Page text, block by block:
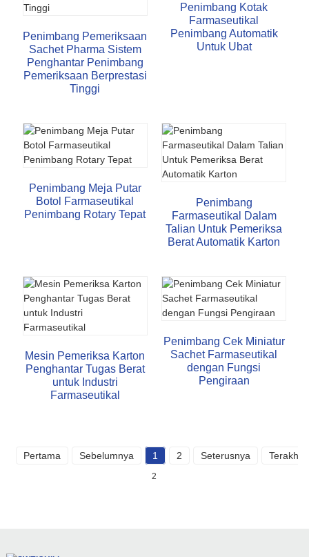
Penimbang Pemeriksaan
Sachet Pharma Sistem
Penghantar Penimbang
Pemeriksaan Berprestasi
Tinggi
Penimbang Kotak
Farmaseutikal
Penimbang Automatik
Untuk Ubat
Penimbang Meja Putar
Botol Farmaseutikal
Penimbang Rotary Tepat
Penimbang
Farmaseutikal Dalam
Talian Untuk Pemeriksa
Berat Automatik Karton
Mesin Pemeriksa Karton
Penghantar Tugas Berat
untuk Industri
Farmaseutikal
Penimbang Cek Miniatur
Sachet Farmaseutikal
dengan Fungsi
Pengiraan
Pertama Sebelumnya 1 2 Seterusnya Terakhir
2